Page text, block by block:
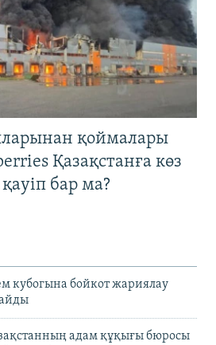
қоймалары
Қазақстанға көз
бар ма?
кубогына бойкот жариялау
адам құқығы бюросы